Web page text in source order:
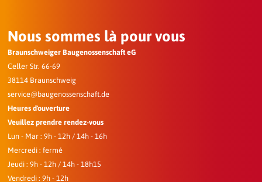
Nous sommes là pour vous
Braunschweiger Baugenossenschaft eG
Celler Str. 66-69
38114 Braunschweig
service@baugenossenschaft.de
Heures d'ouverture
Veuillez prendre rendez-vous
Lun - Mar : 9h - 12h / 14h - 16h
Mercredi : fermé
Jeudi : 9h - 12h / 14h - 18h15
Vendredi : 9h - 12h